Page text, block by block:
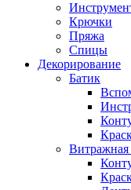
Крючки
Пряжа
Спицы
Декорирование
Батик
Витражная